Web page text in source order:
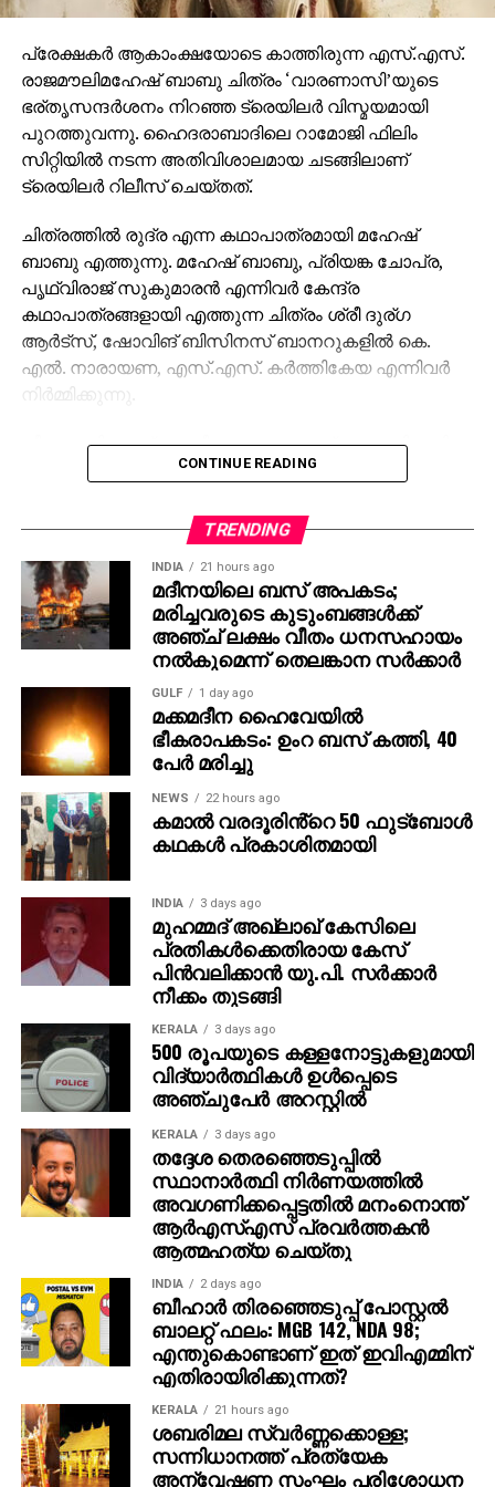
പ്രേക്ഷകര്‍ ആകാംക്ഷയോടെ കാത്തിരുന്ന എസ്.എസ്.
രാജമൗലിമഹേഷ് ബാബു ചിത്രം ‘വാരണാസി’യുടെ
ഭര്തൃസന്ദര്‍ശനം നിറഞ്ഞ ട്രെയിലര്‍ വിസ്മയമായി
പുറത്തുവന്നു. ഹൈദരാബാദിലെ റാമോജി ഫിലിം
സിറ്റിയില്‍ നടന്ന അതിവിശാലമായ ചടങ്ങിലാണ്
ട്രെയിലര്‍ റിലീസ് ചെയ്തത്.
ചിത്രത്തില്‍ രുദ്ര എന്ന കഥാപാത്രമായി മഹേഷ്
ബാബു എത്തുന്നു. മഹേഷ് ബാബു, പ്രിയങ്ക ചോപ്ര,
പൃഥ്വിരാജ് സുകുമാരന്‍ എന്നിവര്‍ കേന്ദ്ര
കഥാപാത്രങ്ങളായി എത്തുന്ന ചിത്രം ശ്രീ ദുര്ഗ
ആര്‍ട്‌സ്, ഷോവിങ് ബിസിനസ് ബാനറുകളില്‍ കെ.
എല്‍. നാരായണ, എസ്.എസ്. കര്‍ത്തികേയ എന്നിവര്‍
നിര്‍മ്മിക്കുന്നു.
കീരവാണിയാണ് സംഗീതം ഒരുക്കുന്നത്. പുറത്തിറങ്ങിയ
മണിക്കൂറുകള്‍ക്കുള്ളില്‍ തന്നെ 5 മില്യണിലധികം
ട്രെന്‍ഡിങ് പട്ടികയില്‍ മുന്നിലാണ്. 130ണ്മ100 അടി
വലുപ്പത്തിലുള്ള പ്രത്യേക സ്‌ക്രീനില്‍ പ്രേക്ഷകര്‍ക്ക്
മുന്നില്‍ ട്രെയിലര്‍ പ്രദര്‍ശിപ്പിച്ചു.
ട്രെയിലര്‍ സി.ഇ. 512-ലെ വാരണാസിയുടെ
ദൃശ്യങ്ങളോടെ തുടങ്ങുന്നു. തുടര്‍ന്ന് 2027ല്‍
ഭൂമിയിലേക്ക് വരുന്നു എന്നു കാണിക്കുന്ന ‘ശാംഭവി’ എന്ന
ഛിന്നഗ്രഹം, അന്റാര്‍ട്ടിക്കയിലെ റോസ് ഐസ്
ഷെല്‍ഫ്, ആഫ്രിക്കയിലെ അംബോസെലി വനം,
ബി.സി.ഇ 7200-ലെ ലങ്കാനഗരം, വാരണാസിയിലെ
മണികര്‍ണികാ ഘട്ട് തുടങ്ങിയ ഭീമാകാര
ദൃശ്യവിശേഷങ്ങള്‍ അതിശയത്തോടെ
അവതരിപ്പിക്കുന്നു.
കയ്യില്‍ ത്രിശൂലം പിടിച്ച് കാളയുടെ പുറത്ത്
സവാരിയുമായി എത്തുന്ന രുദ്രയായി മഹേഷ്
ബാബുവിന്റെ എന്‍ട്രിയാണ് ട്രെയിലറിന്റെ ഹൈലൈറ്റ്.
അതേപോലെ, വേദിയിലേക്കും മഹേഷ് ബാബു
കാളപ്പുറത്ത് സവാരിയായി എത്തിയപ്പോള്‍ 60,000-
ത്തിലധികം പ്രേക്ഷകര്‍ കൈയ്യടി മുഴക്കി വരവേറ്റു.
ഐമാക്‌സ് ഫോര്‍മാറ്റിലാണ് ഈ ചിത്രം ഒരുക്കുന്നത്.
അതിനാല്‍ തന്നെ തിയേറ്ററുകളില്‍ അത്ഭുതകരമായ
കാഴ്ചാനുഭവം സമ്മാനിക്കുമെന്നുറപ്പ്. ബാഹുബലി,
ഞഞഞ എന്നിവയുടെ സംവിധായകന്‍ രാജമൗലിയുടെ
ഈ ബ്രഹ്‌മാണ്ഡ പ്രോജക്റ്റ് 2027-ല്‍
തിയേറ്ററുകളിലേക്ക് എത്തും.
CONTINUE READING
TRENDING
INDIA 21 hours ago
മദീനയിലെ ബസ് അപകടം;
മരിച്ചവരുടെ കുടുംബങ്ങള്‍ക്ക്
അഞ്ച് ലക്ഷം വീതം ധനസഹായം
നല്‍കുമെന്ന് തെലങ്കാന സര്‍ക്കാര്‍
GULF 1 day ago
മക്കമദീന ഹൈവേയില്‍
ഭീകരാപകടം: ഉംറ ബസ് കത്തി, 40
പേര്‍ മരിച്ചു
NEWS 22 hours ago
കമാൽ വരദൂരിൻ്റെ 50 ഫുട്ബോൾ
കഥകൾ പ്രകാശിതമായി
INDIA 3 days ago
മുഹമ്മദ് അഖ്‌ലാഖ് കേസിലെ
പ്രതികള്‍ക്കെതിരായ കേസ്
പിന്‍വലിക്കാന്‍ യു.പി. സര്‍ക്കാര്‍
നീക്കം തുടങ്ങി
KERALA 3 days ago
500 രൂപയുടെ കള്ളനോട്ടുകളുമായി
വിദ്യാര്‍ത്ഥികള്‍ ഉള്‍പ്പെടെ
അഞ്ചുപേര്‍ അറസ്റ്റില്‍
KERALA 3 days ago
തദ്ദേശ തെരഞ്ഞെടുപ്പില്‍
സ്ഥാനാര്‍ത്ഥി നിര്‍ണയത്തില്‍
അവഗണിക്കപ്പെട്ടതില്‍ മനംനൊന്ത്
ആര്‍എസ്എസ് പ്രവര്‍ത്തകന്‍
ആത്മഹത്യ ചെയ്തു
INDIA 2 days ago
ബീഹാർ തിരഞ്ഞെടുപ്പ് പോസ്റ്റൽ
ബാലറ്റ് ഫലം: MGB 142, NDA 98;
എന്തുകൊണ്ടാണ് ഇത് ഇവിഎമ്മിന്
എതിരായിരിക്കുന്നത്?
KERALA 21 hours ago
ശബരിമല സ്വര്‍ണ്ണക്കൊള്ള;
സന്നിധാനത്ത് പ്രത്യേക
അന്വേഷണ സംഘം പരിശോധന